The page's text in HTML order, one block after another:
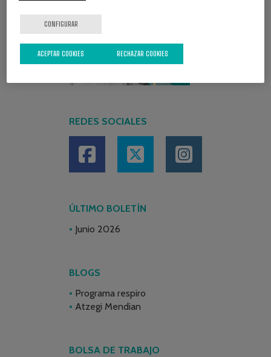
REDES SOCIALES
ÚLTIMO BOLETÍN
Junio 2026
BLOGS
Programa respiro
Atzegi Mendian
BOLSA DE TRABAJO
CONFIGURAR
RECHAZAR COOKIES
ACEPTAR COOKIES